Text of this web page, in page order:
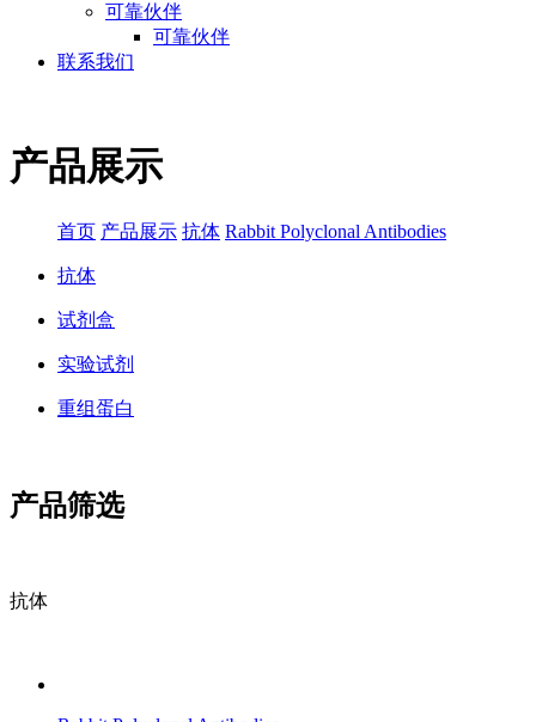
可靠伙伴
可靠伙伴
联系我们
产品展示
首页 产品展示 抗体 Rabbit Polyclonal Antibodies
抗体
试剂盒
实验试剂
重组蛋白
产品筛选
抗体